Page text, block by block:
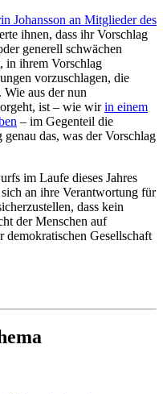
Johansson an Mitglieder des
ihnen, dass ihr Vorschlag
generell schwächen
in ihrem Vorschlag
vorzuschlagen, die
aus der nun
ist – wie wirin einem
– im Gegenteil die
das, was der Vorschlag
im Laufe dieses Jahres
an ihre Verantwortung für
dass kein
der Menschen auf
demokratischen Gesellschaft